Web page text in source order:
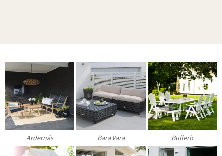
Ardernäs Bara Vara Bullerö